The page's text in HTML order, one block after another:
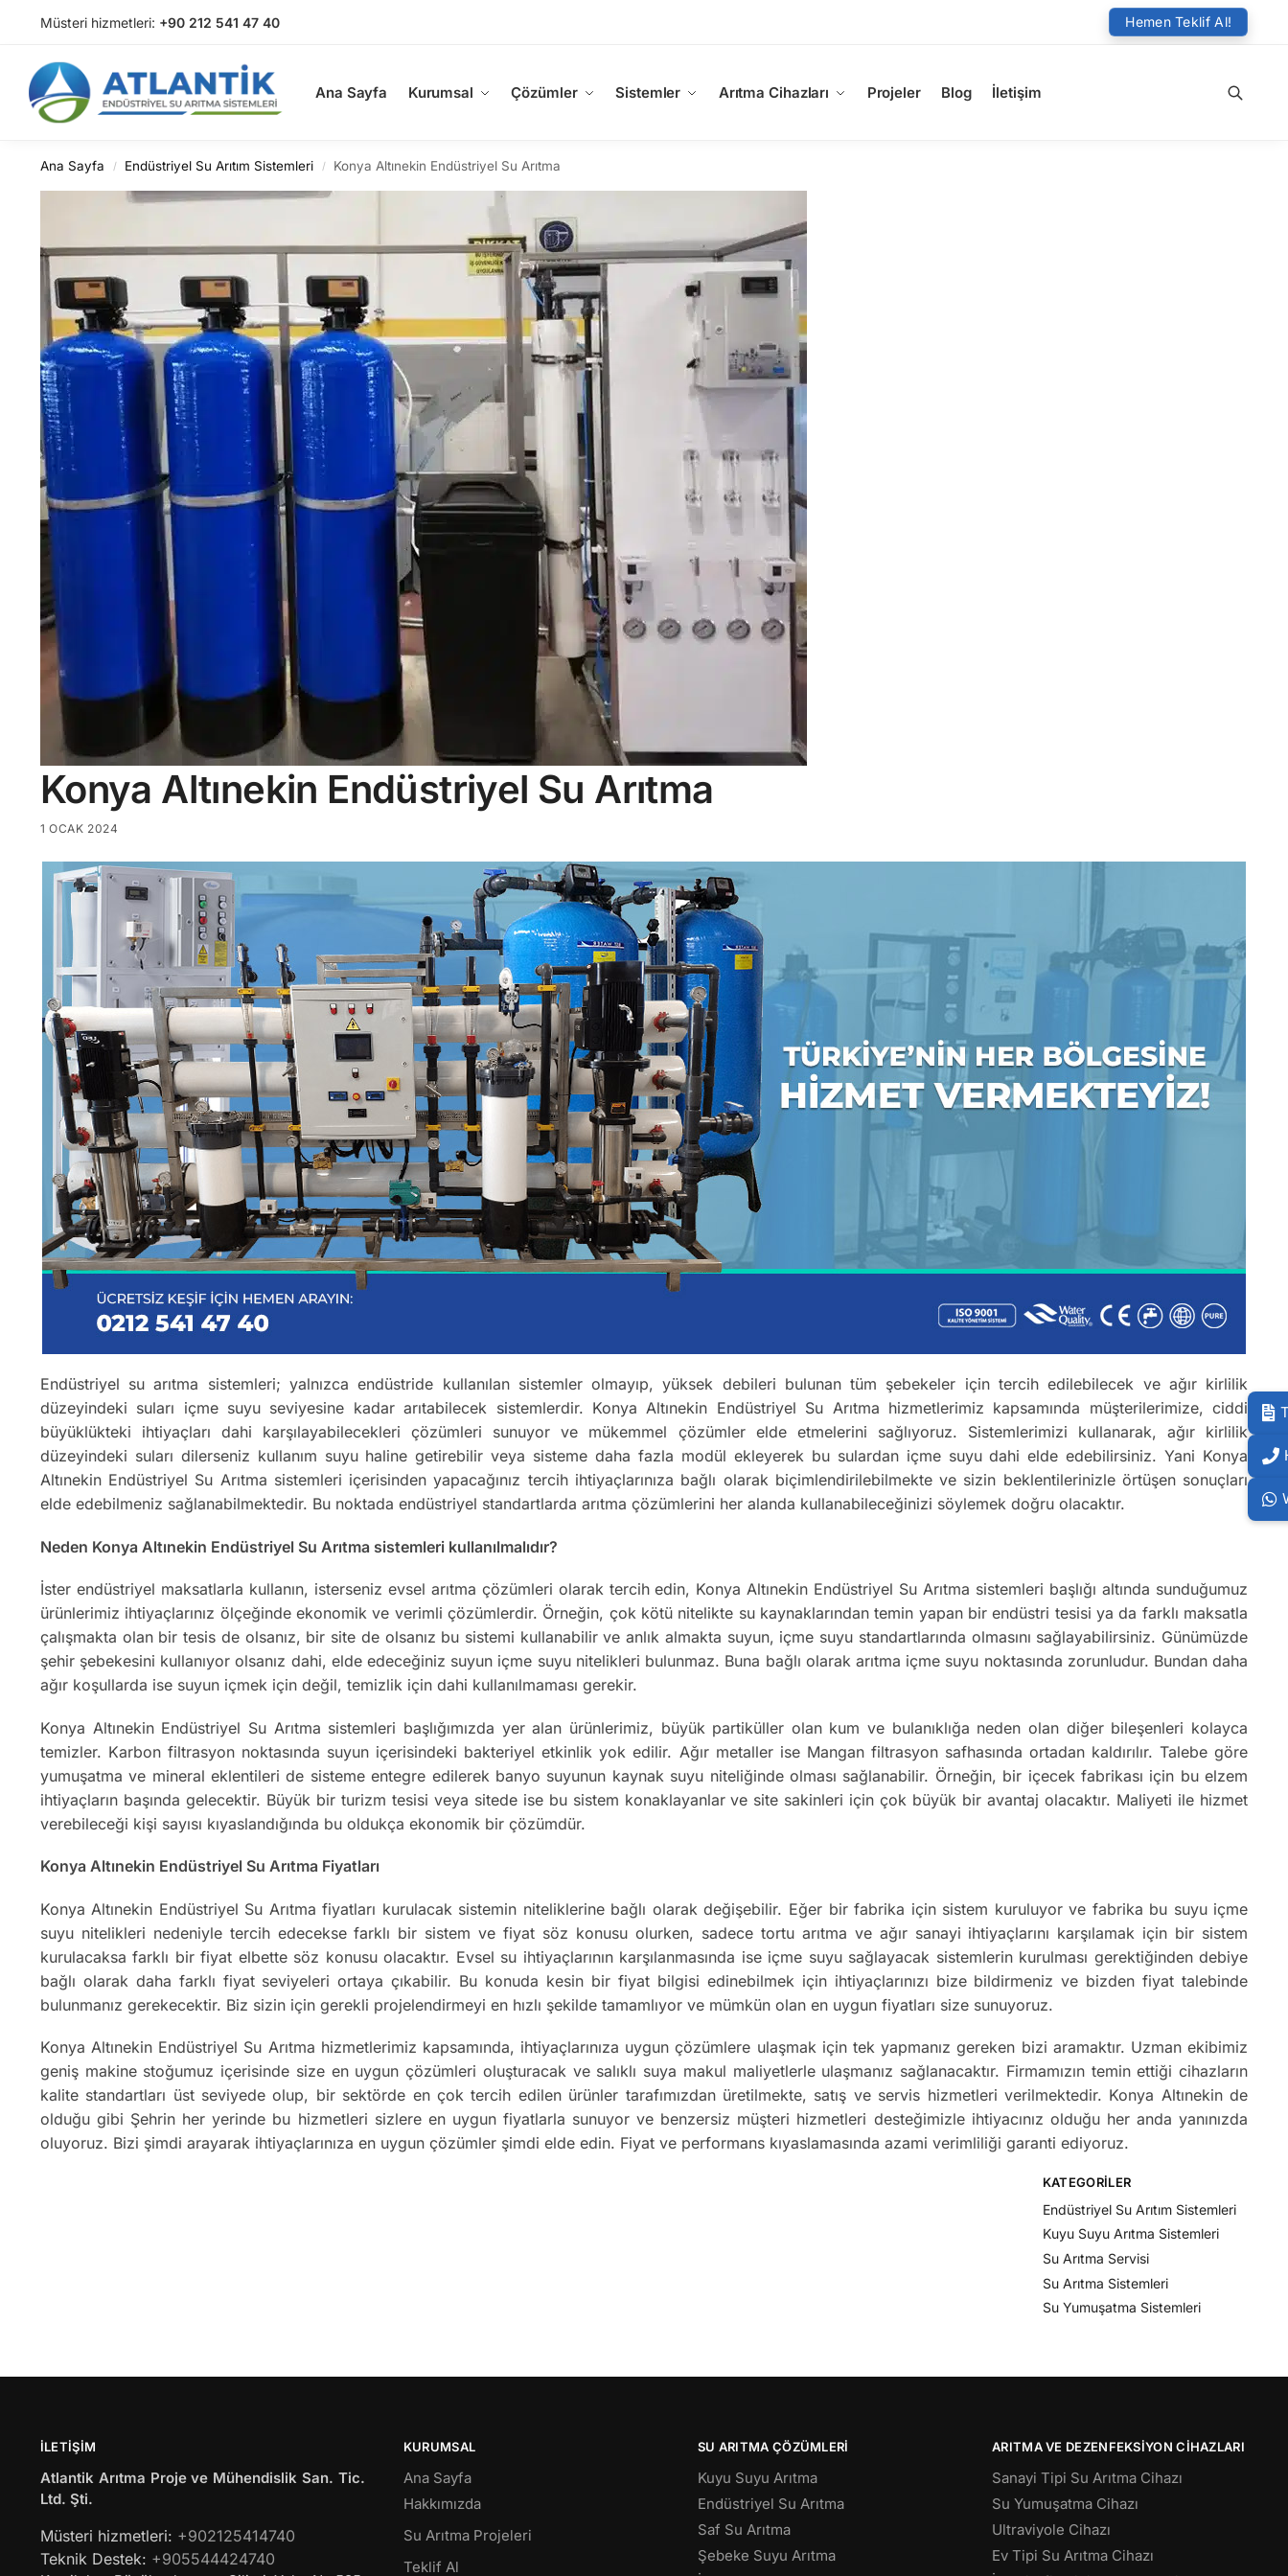
Müsteri hizmetleri: +90 212 541 47 40 Hemen Teklif Al!
Ana Sayfa Kurumsal Çözümler Sistemler Arıtma Cihazları Projeler Blog İletişim
Arama
Ara
Ana Sayfa / Endüstriyel Su Arıtım Sistemleri / Konya Altınekin Endüstriyel Su Arıtma
Konya Altınekin Endüstriyel Su Arıtma
1 OCAK 2024
Endüstriyel su arıtma sistemleri; yalnızca endüstride kullanılan sistemler olmayıp, yüksek debileri bulunan tüm şebekeler için tercih edilebilecek ve ağır kirlilik
düzeyindeki suları içme suyu seviyesine kadar arıtabilecek sistemlerdir. Konya Altınekin Endüstriyel Su Arıtma hizmetlerimiz kapsamında müşterilerimize, ciddi
büyüklükteki ihtiyaçları dahi karşılayabilecekleri çözümleri sunuyor ve mükemmel çözümler elde etmelerini sağlıyoruz. Sistemlerimizi kullanarak, ağır kirlilik
düzeyindeki suları dilerseniz kullanım suyu haline getirebilir veya sisteme daha fazla modül ekleyerek bu sulardan içme suyu dahi elde edebilirsiniz. Yani Konya
Altınekin Endüstriyel Su Arıtma sistemleri içerisinden yapacağınız tercih ihtiyaçlarınıza bağlı olarak biçimlendirilebilmekte ve sizin beklentilerinizle örtüşen sonuçları
elde edebilmeniz sağlanabilmektedir. Bu noktada endüstriyel standartlarda arıtma çözümlerini her alanda kullanabileceğinizi söylemek doğru olacaktır.
Neden Konya Altınekin Endüstriyel Su Arıtma sistemleri kullanılmalıdır?
İster endüstriyel maksatlarla kullanın, isterseniz evsel arıtma çözümleri olarak tercih edin, Konya Altınekin Endüstriyel Su Arıtma sistemleri başlığı altında sunduğumuz
ürünlerimiz ihtiyaçlarınız ölçeğinde ekonomik ve verimli çözümlerdir. Örneğin, çok kötü nitelikte su kaynaklarından temin yapan bir endüstri tesisi ya da farklı maksatla
çalışmakta olan bir tesis de olsanız, bir site de olsanız bu sistemi kullanabilir ve anlık almakta suyun, içme suyu standartlarında olmasını sağlayabilirsiniz. Günümüzde
şehir şebekesini kullanıyor olsanız dahi, elde edeceğiniz suyun içme suyu nitelikleri bulunmaz. Buna bağlı olarak arıtma içme suyu noktasında zorunludur. Bundan daha
ağır koşullarda ise suyun içmek için değil, temizlik için dahi kullanılmaması gerekir.
Konya Altınekin Endüstriyel Su Arıtma sistemleri başlığımızda yer alan ürünlerimiz, büyük partiküller olan kum ve bulanıklığa neden olan diğer bileşenleri kolayca
temizler. Karbon filtrasyon noktasında suyun içerisindeki bakteriyel etkinlik yok edilir. Ağır metaller ise Mangan filtrasyon safhasında ortadan kaldırılır. Talebe göre
yumuşatma ve mineral eklentileri de sisteme entegre edilerek banyo suyunun kaynak suyu niteliğinde olması sağlanabilir. Örneğin, bir içecek fabrikası için bu elzem
ihtiyaçların başında gelecektir. Büyük bir turizm tesisi veya sitede ise bu sistem konaklayanlar ve site sakinleri için çok büyük bir avantaj olacaktır. Maliyeti ile hizmet
verebileceği kişi sayısı kıyaslandığında bu oldukça ekonomik bir çözümdür.
Konya Altınekin Endüstriyel Su Arıtma Fiyatları
Konya Altınekin Endüstriyel Su Arıtma fiyatları kurulacak sistemin niteliklerine bağlı olarak değişebilir. Eğer bir fabrika için sistem kuruluyor ve fabrika bu suyu içme
suyu nitelikleri nedeniyle tercih edecekse farklı bir sistem ve fiyat söz konusu olurken, sadece tortu arıtma ve ağır sanayi ihtiyaçlarını karşılamak için bir sistem
kurulacaksa farklı bir fiyat elbette söz konusu olacaktır. Evsel su ihtiyaçlarının karşılanmasında ise içme suyu sağlayacak sistemlerin kurulması gerektiğinden debiye
bağlı olarak daha farklı fiyat seviyeleri ortaya çıkabilir. Bu konuda kesin bir fiyat bilgisi edinebilmek için ihtiyaçlarınızı bize bildirmeniz ve bizden fiyat talebinde
bulunmanız gerekecektir. Biz sizin için gerekli projelendirmeyi en hızlı şekilde tamamlıyor ve mümkün olan en uygun fiyatları size sunuyoruz.
Konya Altınekin Endüstriyel Su Arıtma hizmetlerimiz kapsamında, ihtiyaçlarınıza uygun çözümlere ulaşmak için tek yapmanız gereken bizi aramaktır. Uzman ekibimiz
geniş makine stoğumuz içerisinde size en uygun çözümleri oluşturacak ve salıklı suya makul maliyetlerle ulaşmanız sağlanacaktır. Firmamızın temin ettiği cihazların
kalite standartları üst seviyede olup, bir sektörde en çok tercih edilen ürünler tarafımızdan üretilmekte, satış ve servis hizmetleri verilmektedir. Konya Altınekin de
olduğu gibi Şehrin her yerinde bu hizmetleri sizlere en uygun fiyatlarla sunuyor ve benzersiz müşteri hizmetleri desteğimizle ihtiyacınız olduğu her anda yanınızda
oluyoruz. Bizi şimdi arayarak ihtiyaçlarınıza en uygun çözümler şimdi elde edin. Fiyat ve performans kıyaslamasında azami verimliliği garanti ediyoruz.
KATEGORILER
Endüstriyel Su Arıtım Sistemleri
Kuyu Suyu Arıtma Sistemleri
Su Arıtma Servisi
Su Arıtma Sistemleri
Su Yumuşatma Sistemleri
İLETIŞIM
Atlantik Arıtma Proje ve Mühendislik San. Tic.
Ltd. Şti.
Müsteri hizmetleri: +902125414740
Teknik Destek: +905544424740
KURUMSAL
Ana Sayfa
Hakkımızda
Su Arıtma Projeleri
Teklif Al
SU ARITMA ÇÖZÜMLERI
Kuyu Suyu Arıtma
Endüstriyel Su Arıtma
Saf Su Arıtma
Şebeke Suyu Arıtma
ARITMA VE DEZENFEKSIYON CIHAZLARI
Sanayi Tipi Su Arıtma Cihazı
Su Yumuşatma Cihazı
Ultraviyole Cihazı
Ev Tipi Su Arıtma Cihazı